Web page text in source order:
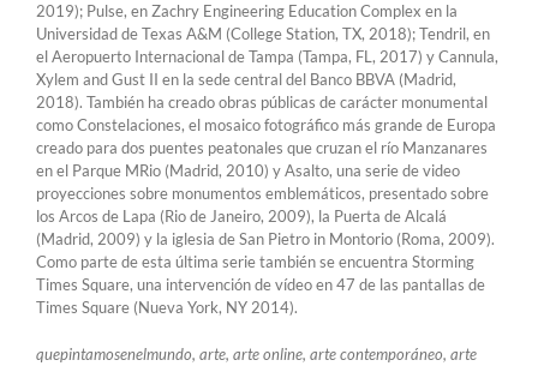
2019); Pulse, en Zachry Engineering Education Complex en la
Universidad de Texas A&M (College Station, TX, 2018); Tendril, en
el Aeropuerto Internacional de Tampa (Tampa, FL, 2017) y Cannula,
Xylem and Gust II en la sede central del Banco BBVA (Madrid,
2018). También ha creado obras públicas de carácter monumental
como Constelaciones, el mosaico fotográfico más grande de Europa
creado para dos puentes peatonales que cruzan el río Manzanares
en el Parque MRio (Madrid, 2010) y Asalto, una serie de video
proyecciones sobre monumentos emblemáticos, presentado sobre
los Arcos de Lapa (Rio de Janeiro, 2009), la Puerta de Alcalá
(Madrid, 2009) y la iglesia de San Pietro in Montorio (Roma, 2009).
Como parte de esta última serie también se encuentra Storming
Times Square, una intervención de vídeo en 47 de las pantallas de
Times Square (Nueva York, NY 2014).
quepintamosenelmundo, arte, arte online, arte contemporáneo, arte